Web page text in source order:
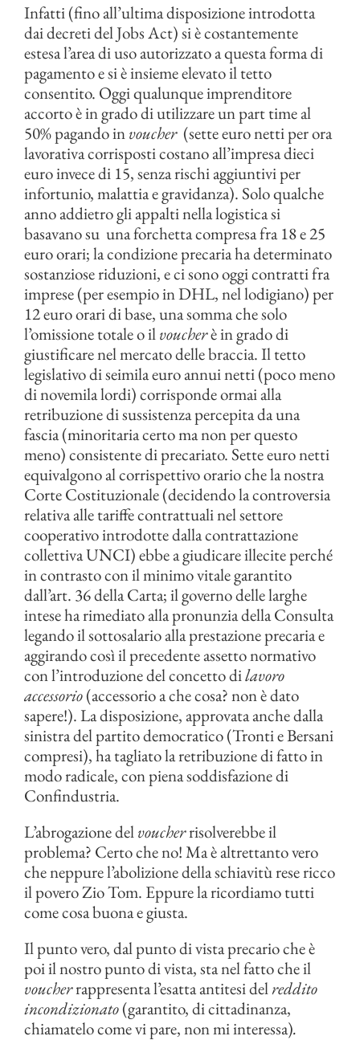
Infatti (fino all’ultima disposizione introdotta
dai decreti del Jobs Act) si è costantemente
estesa l’area di uso autorizzato a questa forma di
pagamento e si è insieme elevato il tetto
consentito. Oggi qualunque imprenditore
accorto è in grado di utilizzare un part time al
50% pagando invoucher (sette euro netti per ora
lavorativa corrisposti costano all’impresa dieci
euro invece di 15, senza rischi aggiuntivi per
infortunio, malattia e gravidanza). Solo qualche
anno addietro gli appalti nella logistica si
basavano su una forchetta compresa fra 18 e 25
euro orari; la condizione precaria ha determinato
sostanziose riduzioni, e ci sono oggi contratti fra
imprese (per esempio in DHL, nel lodigiano) per
12 euro orari di base, una somma che solo
l’omissione totale o ilvoucherè in grado di
giustificare nel mercato delle braccia. Il tetto
legislativo di seimila euro annui netti (poco meno
di novemila lordi) corrisponde ormai alla
retribuzione di sussistenza percepita da una
fascia (minoritaria certo ma non per questo
meno) consistente di precariato. Sette euro netti
equivalgono al corrispettivo orario che la nostra
Corte Costituzionale (decidendo la controversia
relativa alle tariffe contrattuali nel settore
cooperativo introdotte dalla contrattazione
collettiva UNCI) ebbe a giudicare illecite perché
in contrasto con il minimo vitale garantito
dall’art. 36 della Carta; il governo delle larghe
intese ha rimediato alla pronunzia della Consulta
legando il sottosalario alla prestazione precaria e
aggirando così il precedente assetto normativo
con l’introduzione del concetto dilavoro
accessorio(accessorio a che cosa? non è dato
sapere!). La disposizione, approvata anche dalla
sinistra del partito democratico (Tronti e Bersani
compresi), ha tagliato la retribuzione di fatto in
modo radicale, con piena soddisfazione di
Confindustria.
L’abrogazione delvoucherrisolverebbe il
problema? Certo che no! Ma è altrettanto vero
che neppure l’abolizione della schiavitù rese ricco
il povero Zio Tom. Eppure la ricordiamo tutti
come cosa buona e giusta.
Il punto vero, dal punto di vista precario che è
poi il nostro punto di vista, sta nel fatto che il
voucherrappresenta l’esatta antitesi delreddito
incondizionato(garantito, di cittadinanza,
chiamatelo come vi pare, non mi interessa).